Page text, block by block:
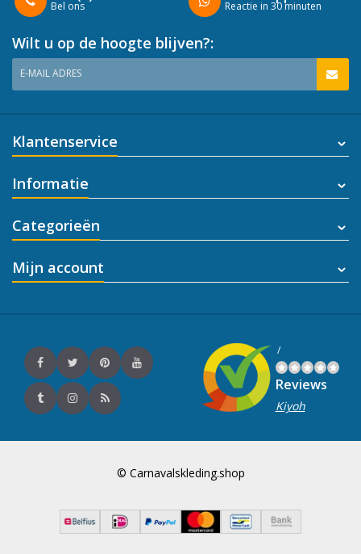
Bel ons Reactie in 30 minuten
Wilt u op de hoogte blijven?:
E-MAIL ADRES
Klantenservice
Informatie
Categorieën
Mijn account
/
Reviews
Kiyoh
© Carnavalskleding.shop